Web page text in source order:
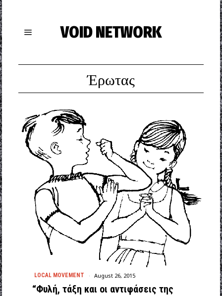
VOID NETWORK
Έρωτας
LOCAL MOVEMENT August 26, 2015
“Φυλή, τάξη και οι αντιφάσεις της